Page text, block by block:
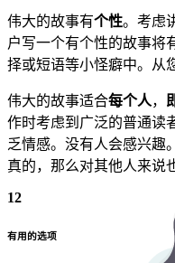
伟大的故事有个性。考虑
户写一个有个性的故事将
择或短语等小怪癖中。从
伟大的故事适合每个人，
作时考虑到广泛的普通读
乏情感。没有人会感兴趣
真的，那么对其他人来说
12
有用的选项